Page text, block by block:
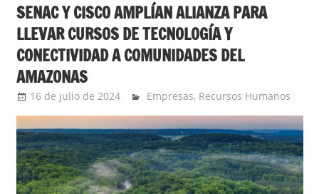
SENAC Y CISCO AMPLÍAN ALIANZA PARA
LLEVAR CURSOS DE TECNOLOGÍA Y
CONECTIVIDAD A COMUNIDADES DEL
AMAZONAS
16 de julio de 2024 Ernesto Herrera
Empresas, Recursos Humanos